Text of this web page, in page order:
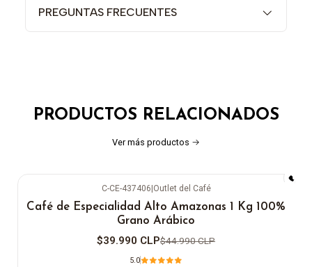
PREGUNTAS FRECUENTES
PRODUCTOS RELACIONADOS
Ver más productos
C-CE-437406|Outlet del Café
Café de Especialidad Alto Amazonas 1 Kg 100%
Grano Arábico
$39.990 CLP$44.990 CLP
5.0